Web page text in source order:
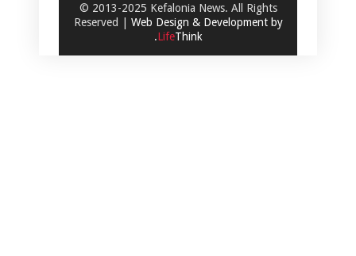
© 2013-2025 Kefalonia News. All Rights
Reserved | Web Design & Development by
.LifeThink